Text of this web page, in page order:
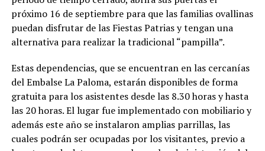
próximo 16 de septiembre para que las familias ovallinas
puedan disfrutar de las Fiestas Patrias y tengan una
alternativa para realizar la tradicional “pampilla”.
Estas dependencias, que se encuentran en las cercanías
del Embalse La Paloma, estarán disponibles de forma
gratuita para los asistentes desde las 8.30 horas y hasta
las 20 horas. El lugar fue implementado con mobiliario y
además este año se instalaron amplias parrillas, las
cuales podrán ser ocupadas por los visitantes, previo a